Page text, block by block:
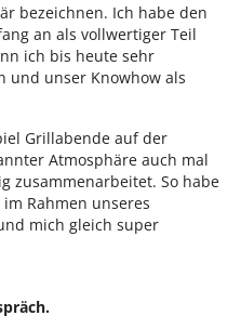
bezeichnen. Ich habe den
an als vollwertiger Teil
ich bis heute sehr
unser Knowhow als
Grillabende auf der
Atmosphäre auch mal
zusammenarbeitet. So habe
Rahmen unseres
mich gleich super